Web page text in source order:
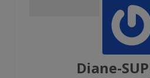
Diane-